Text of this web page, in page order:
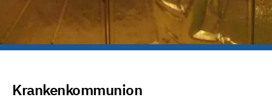
Krankenkommunion